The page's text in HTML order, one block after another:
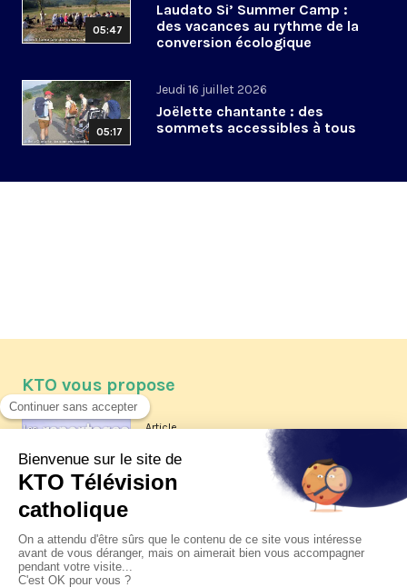
05:47
Laudato Si’ Summer Camp :
des vacances au rythme de la
conversion écologique
05:17
Jeudi 16 juillet 2026
Joëlette chantante : des
sommets accessibles à tous
KTO vous propose
Article
Les reportages d'été 2026 de KTO
La visite pastorale du pape Léon
XIV à Assise à suivre sur KTO le
jeudi 6 août